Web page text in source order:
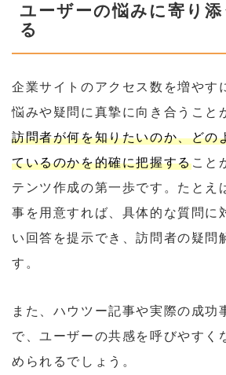
ユーザーの悩みに寄り
る
企業サイトのアクセス数を増やす
悩みや疑問に真摯に向き合うこと
訪問者が何を知りたいのか、どの
ているのかを的確に把握すること
テンツ作成の第一歩です。たとえ
事を用意すれば、具体的な質問に
い回答を提示でき、訪問者の疑問
す。
また、ハウツー記事や実際の成功
で、ユーザーの共感を呼びやすく
められるでしょう。